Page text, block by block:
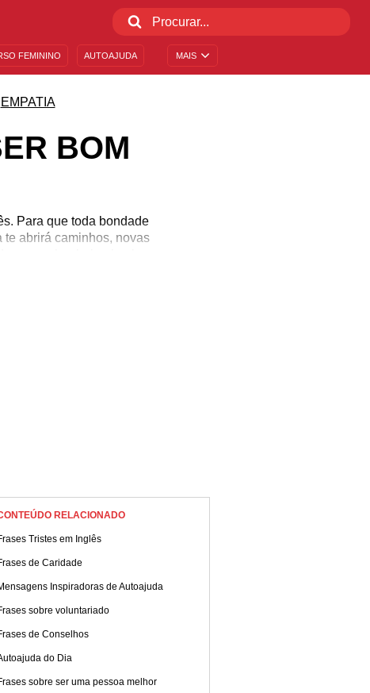
MAIS
FEMININO AUTOAJUDA
EMPATIA
BOM
Para que toda bondade
te abrirá caminhos, novas
e se achar bobo, lembre-
é livre é muito feliz.
o mundo do bem!
RELACIONADO
Tristes em Inglês
de Caridade
Inspiradoras de Autoajuda
sobre voluntariado
de Conselhos
do Dia
sobre ser uma pessoa melhor